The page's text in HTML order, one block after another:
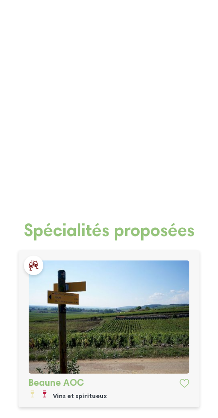
Spécialités proposées
Beaune AOC
Vins et spiritueux